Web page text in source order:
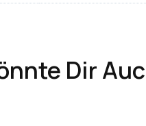
Dir